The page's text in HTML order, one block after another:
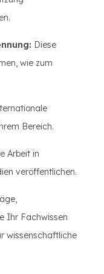
Diese
wie zum
Bereich.
Arbeit in
veröffentlichen.
Ihr Fachwissen
wissenschaftliche